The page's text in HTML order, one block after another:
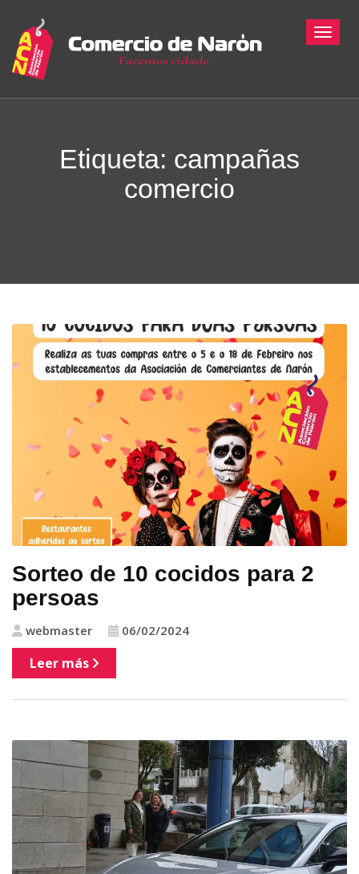
Etiqueta: campañas
comercio
Sorteo de 10 cocidos para 2
persoas
webmaster 06/02/2024
Leer más